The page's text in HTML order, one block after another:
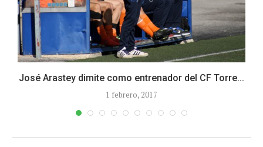
José Arastey dimite como entrenador del CF Torre...
1 febrero, 2017